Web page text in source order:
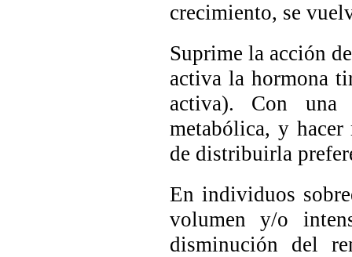
crecimiento, se
Suprime la acción
activa la hormona
activa). Con una
metabólica, y
de distribuirla
En individuos
volumen y/o
disminución del